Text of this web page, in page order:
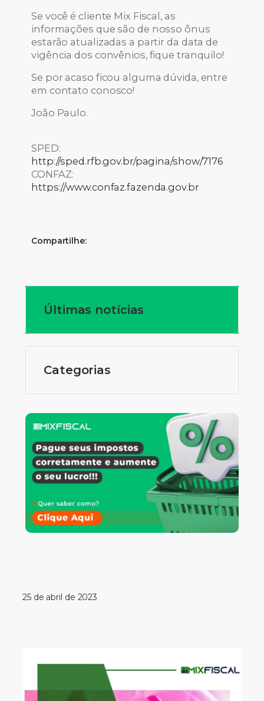
Se você é cliente Mix Fiscal, as
informações que são de nosso ônus
estarão atualizadas a partir da data de
vigência dos convênios, fique tranquilo!
Se por acaso ficou alguma dúvida, entre
em contato conosco!
João Paulo.
SPED:
http://sped.rfb.gov.br/pagina/show/7176
CONFAZ:
https://www.confaz.fazenda.gov.br
Compartilhe:
Últimas notícias
Categorias
25 de abril de 2023